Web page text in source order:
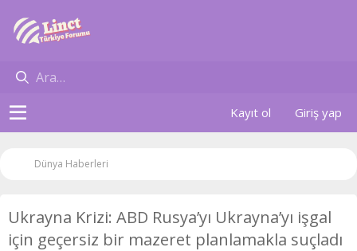
Kayıt ol Giriş yap
Dünya Haberleri
Ukrayna Krizi: ABD Rusya’yı Ukrayna’yı işgal
için geçersiz bir mazeret planlamakla suçladı